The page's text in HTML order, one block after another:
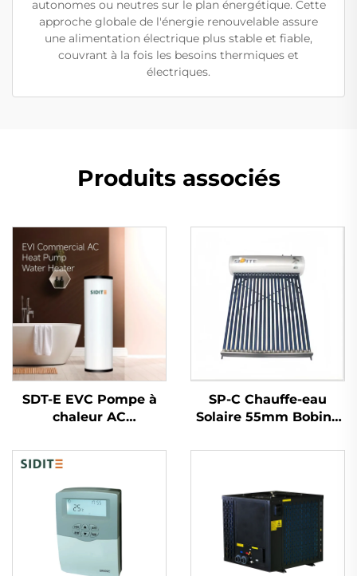
autonomes ou neutres sur le plan énergétique. Cette
approche globale de l'énergie renouvelable assure
une alimentation électrique plus stable et fiable,
couvrant à la fois les besoins thermiques et
électriques.
Produits associés
SDT-E EVC Pompe à
chaleur AC
chaude Capacité 150L-
500L Économique en
énergie Réservoir
intérieur en SPCC
Galvanisé pour les
ménages
SP-C Chauffe-eau
Solaire 55mm Bobine
de Chaleur Haute
Facile Chauffe-eau
Plat Libre-Service
Extérieur